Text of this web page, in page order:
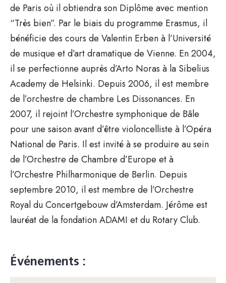
de Paris où il obtiendra son Diplôme avec mention
“Très bien”. Par le biais du programme Erasmus, il
bénéficie des cours de Valentin Erben à l’Université
de musique et d’art dramatique de Vienne. En 2004,
il se perfectionne auprès d’Arto Noras à la Sibelius
Academy de Helsinki. Depuis 2006, il est membre
de l’orchestre de chambre Les Dissonances. En
2007, il rejoint l’Orchestre symphonique de Bâle
pour une saison avant d’être violoncelliste à l’Opéra
National de Paris. Il est invité à se produire au sein
de l’Orchestre de Chambre d’Europe et à
l’Orchestre Philharmonique de Berlin. Depuis
septembre 2010, il est membre de l’Orchestre
Royal du Concertgebouw d’Amsterdam. Jérôme est
lauréat de la fondation ADAMI et du Rotary Club.
Événements :